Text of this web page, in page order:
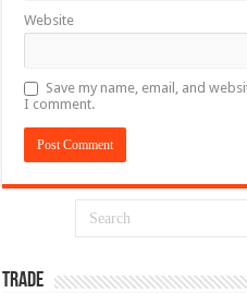
Website
Save my name, email, and
I comment.
TRADE